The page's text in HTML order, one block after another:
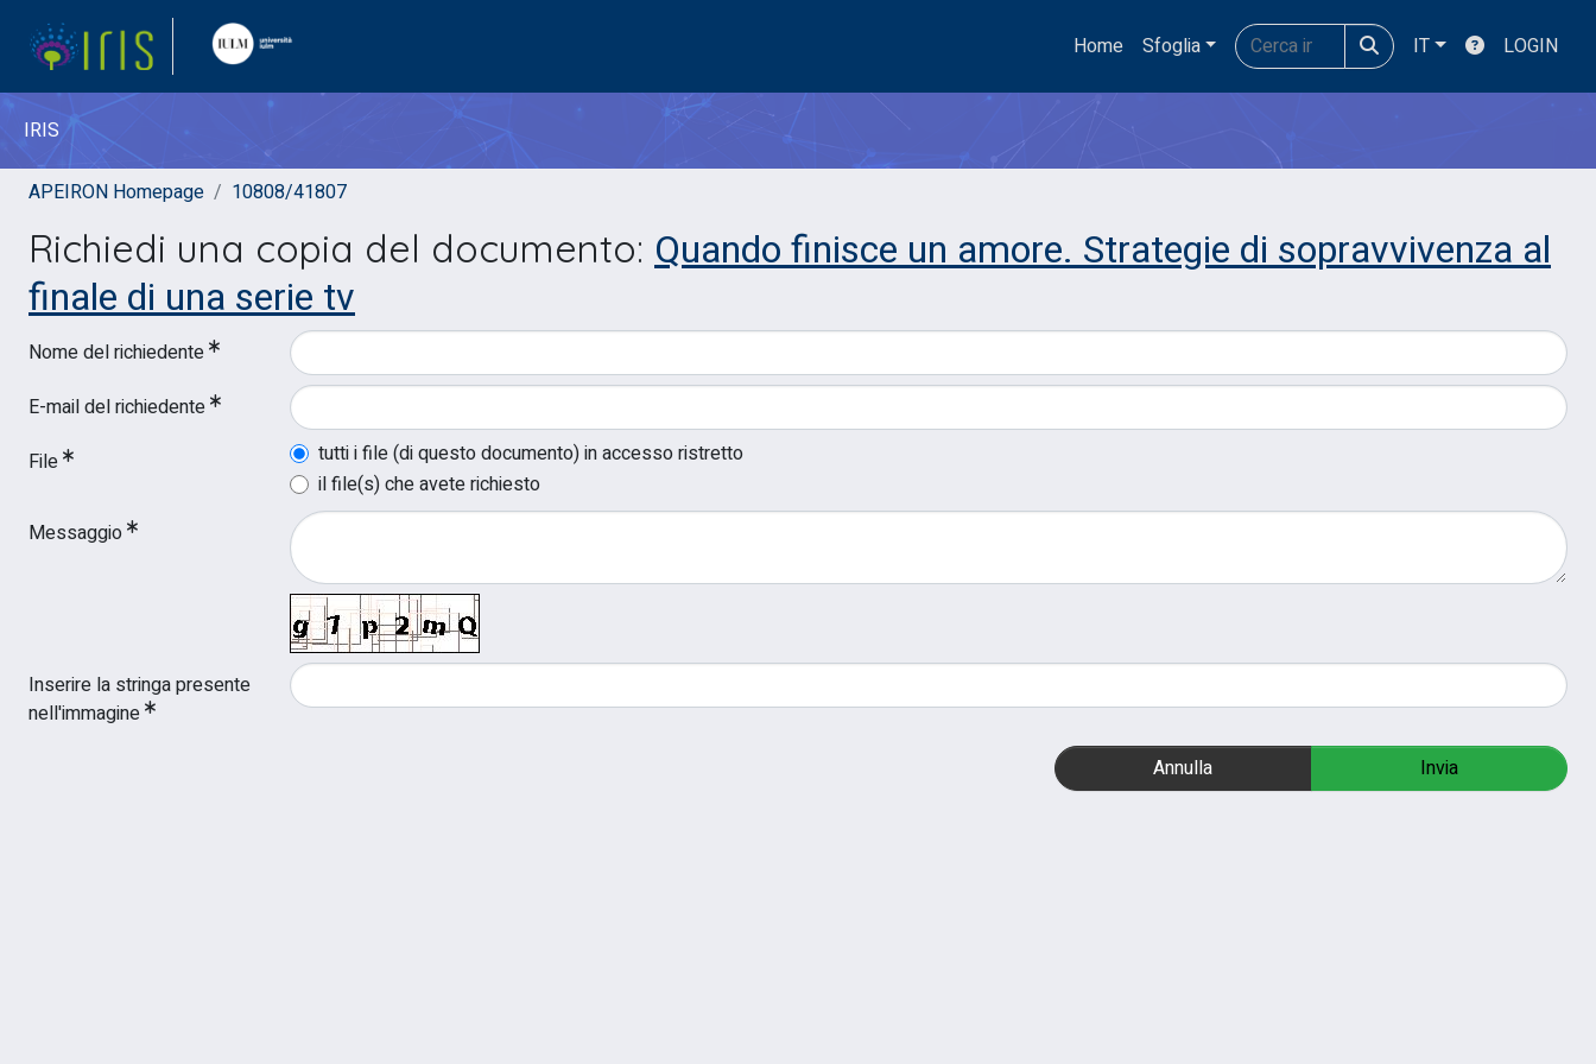
Home Sfoglia IT LOGIN
IRIS
APEIRON Homepage 10808/41807
Richiedi una copia del documento: Quando finisce un amore. Strategie di sopravvivenza al
finale di una serie tv
Nome del richiedente
E-mail del richiedente
File
tutti i file (di questo documento) in accesso ristretto
il file(s) che avete richiesto
Messaggio
Inserire la stringa presente
nell'immagine
Annulla
Invia